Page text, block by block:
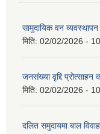
सामुदायिक वन व्यवस्थापन
मिति: 02/02/2026 -
जनसंख्या वृद्दि प्रोत्साहन
मिति: 02/02/2026 -
दलित समुदायमा बाल